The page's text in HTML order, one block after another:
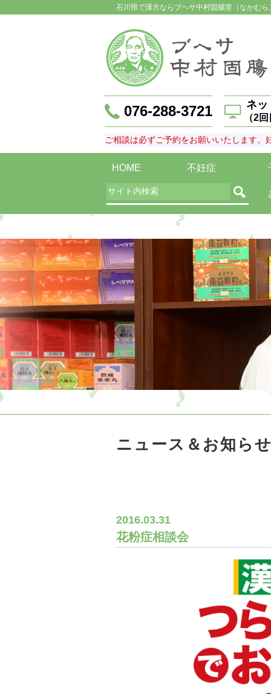
石川県で漢方ならブヘサ中村固腸堂（なかむ
076-288-3721 ネッ
（2
ご相談は必ずご予約をお願いいたします
HOME 不妊症
ニュース＆お知ら
2016.03.31
花粉症相談会